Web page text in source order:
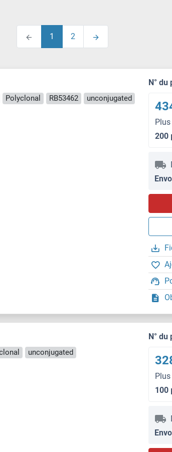
1 2
Polyclonal RB53462 unconjugated
N° du
200
unconjugated
N° du
100